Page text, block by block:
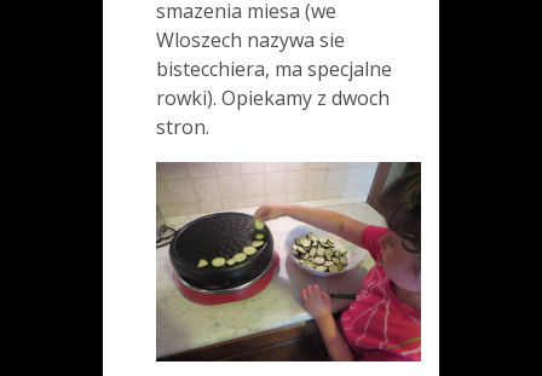
smazenia miesa (we
Wloszech nazywa sie
bistecchiera, ma specjalne
rowki). Opiekamy z dwoch
stron.